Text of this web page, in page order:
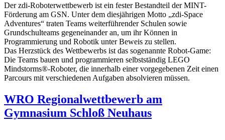
Der zdi-Roboterwettbewerb ist ein fester Bestandteil der MINT-
Förderung am GSN. Unter dem diesjährigen Motto „zdi-Space
Adventures“ traten Teams weiterführender Schulen sowie
Grundschulteams gegeneinander an, um ihr Können in
Programmierung und Robotik unter Beweis zu stellen.
Das Herzstück des Wettbewerbs ist das sogenannte Robot-Game:
Die Teams bauen und programmieren selbstständig LEGO
Mindstorms®-Roboter, die innerhalb einer vorgegebenen Zeit einen
Parcours mit verschiedenen Aufgaben absolvieren müssen.
WRO Regionalwettbewerb am
Gymnasium Schloß Neuhaus